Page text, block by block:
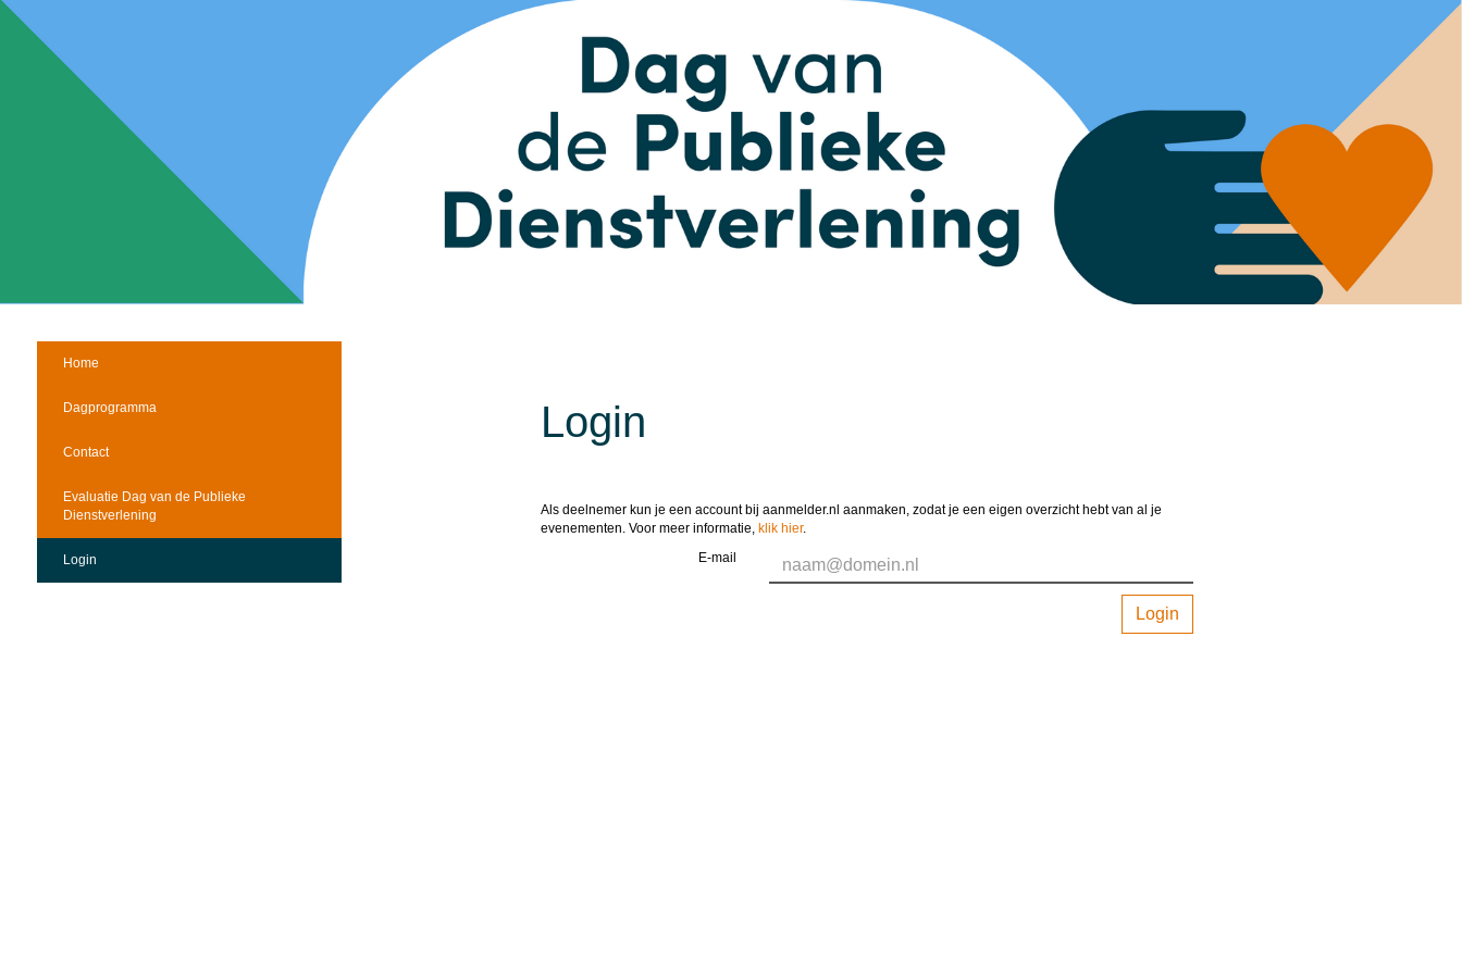
Home
Dagprogramma
Contact
Evaluatie Dag van de Publieke
Dienstverlening
Login
Login
Als deelnemer kun je een account bij aanmelder.nl aanmaken, zodat je een eigen overzicht hebt van al je
evenementen. Voor meer informatie,klik hier.
E-mail
Login